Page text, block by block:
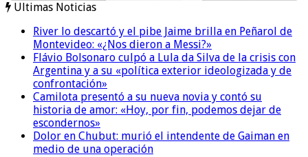
Ultimas Noticias
River lo descartó y el pibe Jaime brilla en Peñarol de
Montevideo: «¿Nos dieron a Messi?»
Flávio Bolsonaro culpó a Lula da Silva de la crisis con
Argentina y a su «política exterior ideologizada y de
confrontación»
Camilota presentó a su nueva novia y contó su
historia de amor: «Hoy, por fin, podemos dejar de
escondernos»
Dolor en Chubut: murió el intendente de Gaiman en
medio de una operación